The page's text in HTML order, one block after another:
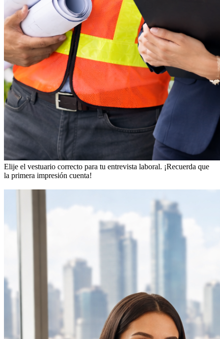
Elije el vestuario correcto para tu entrevista laboral. ¡Recuerda que
la primera impresión cuenta!